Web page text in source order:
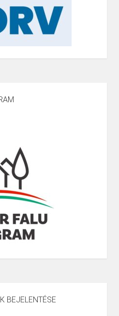
BEJELENTÉSE